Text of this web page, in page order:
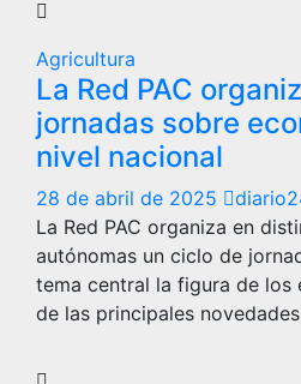
Agricultura
La Red PAC
jornadas sobre
nivel nacional
28 de abril de 2025
La Red PAC organiza en
autónomas un ciclo de
tema central la figura de los
de las principales